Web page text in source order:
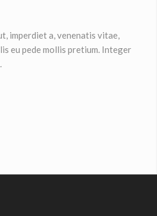
imperdiet a, venenatis vitae,
eu pede mollis pretium. Integer